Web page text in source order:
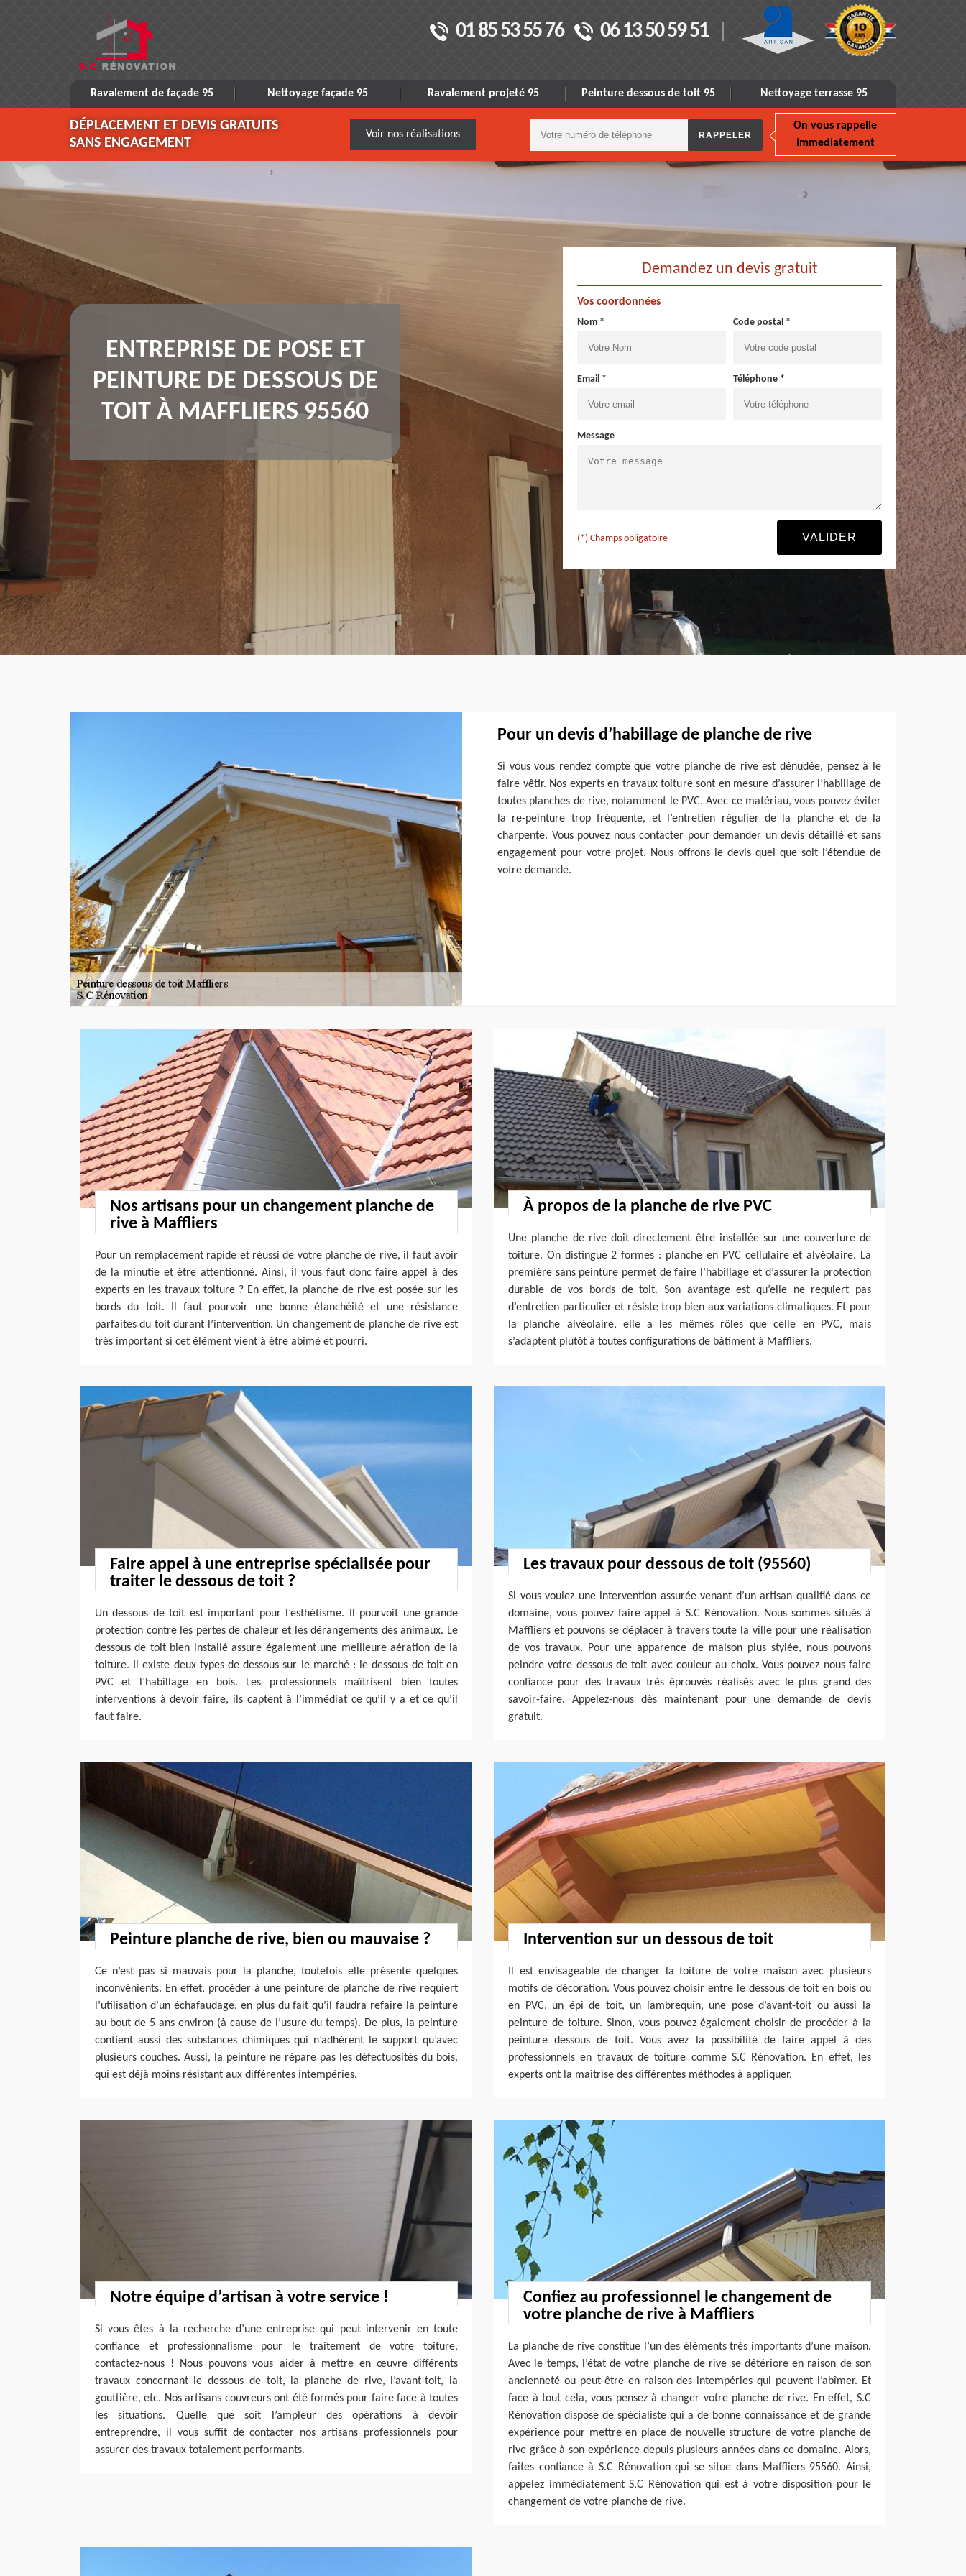
01 85 53 55 76 06 13 50 59 51
Ravalement de façade 95 Nettoyage façade 95 Ravalement projeté 95 Peinture dessous de toit 95 Nettoyage terrasse 95
DÉPLACEMENT ET DEVIS GRATUITS
SANS ENGAGEMENT
Voir nos réalisations
On vous rappelle
immediatement
ENTREPRISE DE POSE ET
PEINTURE DE DESSOUS DE
TOIT À MAFFLIERS 95560
Demandez un devis gratuit
Vos coordonnées
Nom * Code postal *
Email * Téléphone *
Message
(*) Champs obligatoire
Pour un devis d’habillage de planche de rive
Si vous vous rendez compte que votre planche de rive est dénudée, pensez à le
faire vêtir. Nos experts en travaux toiture sont en mesure d’assurer l’habillage de
toutes planches de rive, notamment le PVC. Avec ce matériau, vous pouvez éviter
la re-peinture trop fréquente, et l’entretien régulier de la planche et de la
charpente. Vous pouvez nous contacter pour demander un devis détaillé et sans
engagement pour votre projet. Nous offrons le devis quel que soit l’étendue de
votre demande.
Nos artisans pour un changement planche de
rive à Maffliers
Pour un remplacement rapide et réussi de votre planche de rive, il faut avoir
de la minutie et être attentionné. Ainsi, il vous faut donc faire appel à des
experts en les travaux toiture ? En effet, la planche de rive est posée sur les
bords du toit. Il faut pourvoir une bonne étanchéité et une résistance
parfaites du toit durant l’intervention. Un changement de planche de rive est
très important si cet élément vient à être abîmé et pourri.
À propos de la planche de rive PVC
Une planche de rive doit directement être installée sur une couverture de
toiture. On distingue 2 formes : planche en PVC cellulaire et alvéolaire. La
première sans peinture permet de faire l’habillage et d’assurer la protection
durable de vos bords de toit. Son avantage est qu’elle ne requiert pas
d’entretien particulier et résiste trop bien aux variations climatiques. Et pour
la planche alvéolaire, elle a les mêmes rôles que celle en PVC, mais
s’adaptent plutôt à toutes configurations de bâtiment à Maffliers.
Faire appel à une entreprise spécialisée pour
traiter le dessous de toit ?
Un dessous de toit est important pour l’esthétisme. Il pourvoit une grande
protection contre les pertes de chaleur et les dérangements des animaux. Le
dessous de toit bien installé assure également une meilleure aération de la
toiture. Il existe deux types de dessous sur le marché : le dessous de toit en
PVC et l’habillage en bois. Les professionnels maîtrisent bien toutes
interventions à devoir faire, ils captent à l’immédiat ce qu’il y a et ce qu’il
faut faire.
Les travaux pour dessous de toit (95560)
Si vous voulez une intervention assurée venant d’un artisan qualifié dans ce
domaine, vous pouvez faire appel à S.C Rénovation. Nous sommes situés à
Maffliers et pouvons se déplacer à travers toute la ville pour une réalisation
de vos travaux. Pour une apparence de maison plus stylée, nous pouvons
peindre votre dessous de toit avec couleur au choix. Vous pouvez nous faire
confiance pour des travaux très éprouvés réalisés avec le plus grand des
savoir-faire. Appelez-nous dès maintenant pour une demande de devis
gratuit.
Peinture planche de rive, bien ou mauvaise ?
Ce n’est pas si mauvais pour la planche, toutefois elle présente quelques
inconvénients. En effet, procéder à une peinture de planche de rive requiert
l’utilisation d’un échafaudage, en plus du fait qu’il faudra refaire la peinture
au bout de 5 ans environ (à cause de l’usure du temps). De plus, la peinture
contient aussi des substances chimiques qui n’adhèrent le support qu’avec
plusieurs couches. Aussi, la peinture ne répare pas les défectuosités du bois,
qui est déjà moins résistant aux différentes intempéries.
Intervention sur un dessous de toit
Il est envisageable de changer la toiture de votre maison avec plusieurs
motifs de décoration. Vous pouvez choisir entre le dessous de toit en bois ou
en PVC, un épi de toit, un lambrequin, une pose d’avant-toit ou aussi la
peinture de toiture. Sinon, vous pouvez également choisir de procéder à la
peinture dessous de toit. Vous avez la possibilité de faire appel à des
professionnels en travaux de toiture comme S.C Rénovation. En effet, les
experts ont la maîtrise des différentes méthodes à appliquer.
Notre équipe d’artisan à votre service !
Si vous êtes à la recherche d’une entreprise qui peut intervenir en toute
confiance et professionnalisme pour le traitement de votre toiture,
contactez-nous ! Nous pouvons vous aider à mettre en œuvre différents
travaux concernant le dessous de toit, la planche de rive, l’avant-toit, la
gouttière, etc. Nos artisans couvreurs ont été formés pour faire face à toutes
les situations. Quelle que soit l’ampleur des opérations à devoir
entreprendre, il vous suffit de contacter nos artisans professionnels pour
assurer des travaux totalement performants.
Confiez au professionnel le changement de
votre planche de rive à Maffliers
La planche de rive constitue l’un des éléments très importants d’une maison.
Avec le temps, l’état de votre planche de rive se détériore en raison de son
ancienneté ou peut-être en raison des intempéries qui peuvent l’abîmer. Et
face à tout cela, vous pensez à changer votre planche de rive. En effet, S.C
Rénovation dispose de spécialiste qui a de bonne connaissance et de grande
expérience pour mettre en place de nouvelle structure de votre planche de
rive grâce à son expérience depuis plusieurs années dans ce domaine. Alors,
faites confiance à S.C Rénovation qui se situe dans Maffliers 95560. Ainsi,
appelez immédiatement S.C Rénovation qui est à votre disposition pour le
changement de votre planche de rive.